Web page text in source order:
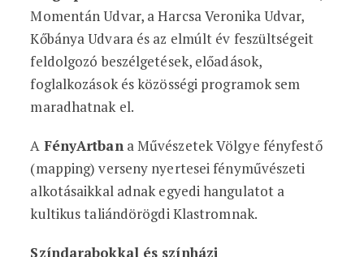
Momentán Udvar, a Harcsa Veronika Udvar,
Kőbánya Udvara és az elmúlt év feszültségeit
feldolgozó beszélgetések, előadások,
foglalkozások és közösségi programok sem
maradhatnak el.
A FényArtbana Művészetek Völgye fényfestő
(mapping) verseny nyertesei fényművészeti
alkotásaikkal adnak egyedi hangulatot a
kultikus taliándörögdi Klastromnak.
Színdarabokkal és színházi